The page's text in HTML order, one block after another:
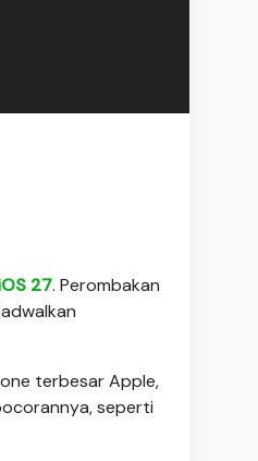
OS 27. Perombakan
terbesar Apple,
seperti